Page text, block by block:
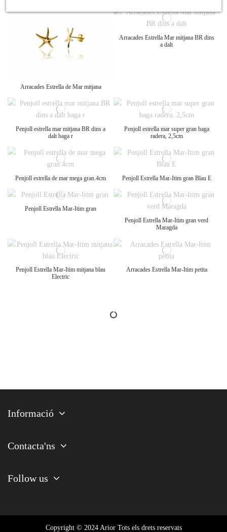
Arracades Estrella de Mar mitjana
Arracades Estrella Mar mitjana BR dins
a dalt
Penjoll estrella mar mitjana BR dins a
dalt baga r
Penjoll estrella mar super gran baga
radera, 2,5cm
Penjoll estrella de mar mega gran.4cm Penjoll Estrella Mar-Itim gran Blau E
Penjoll Estrella Mar-Itim gran
Penjoll Estrella Mar-Itim gran verd
Maragda
Penjoll Estrella Mar-Itim mitjana blau
Electric
Arracades Estrella Mar-Itim petita
Informació
Contacta'ns
Follow us
Copyright © 2024 Arior Tots els drets reservats